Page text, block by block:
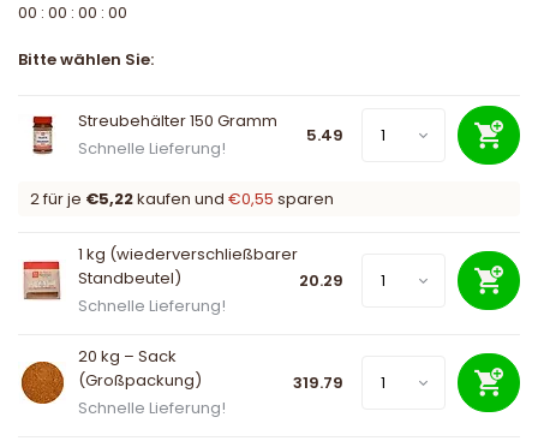
00 : 00 : 00 : 00
Bitte wählen Sie:
Streubehälter 150 Gramm
Schnelle Lieferung!
5.49
2 für je €5,22kaufen und €0,55 sparen
1 kg (wiederverschließbarer
Standbeutel)
Schnelle Lieferung!
20.29
20 kg – Sack
(Großpackung)
Schnelle Lieferung!
319.79